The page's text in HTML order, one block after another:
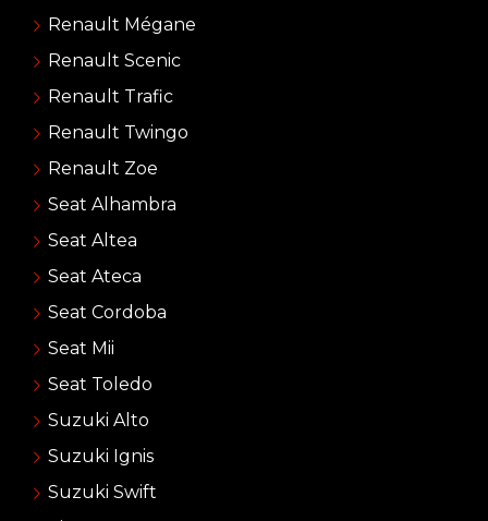
Renault Mégane
Renault Scenic
Renault Trafic
Renault Twingo
Renault Zoe
Seat Alhambra
Seat Altea
Seat Ateca
Seat Cordoba
Seat Mii
Seat Toledo
Suzuki Alto
Suzuki Ignis
Suzuki Swift